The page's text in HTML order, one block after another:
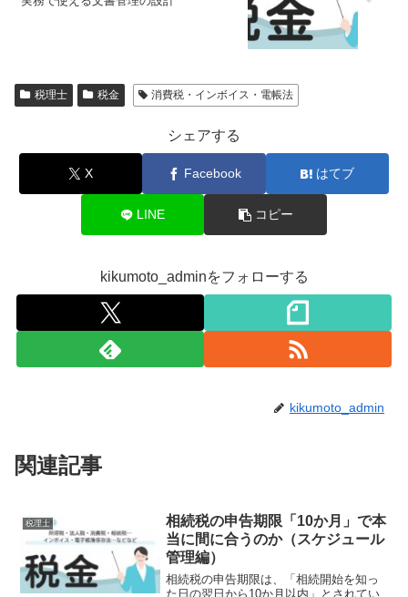
税理士 税金 消費税・インボイス・電帳法
シェアする
X Facebook はてブ
LINE コピー
kikumoto_adminをフォローする
kikumoto_admin
関連記事
税理士
相続税の申告期限「10か月」で本
当に間に合うのか（スケジュール
管理編）
相続税の申告期限は、「相続開始を知っ
た日の翌日から10か月以内」とされてい